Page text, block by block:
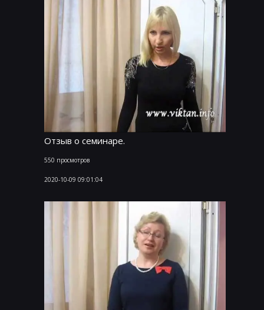
Отзыв о семинаре.
550 просмотров
2020-10-09 09:01:04